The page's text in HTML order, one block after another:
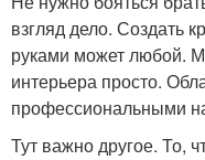
взгляд дело. Создать
руками может любой.
интерьера просто.
профессиональными
Тут важно другое. То,